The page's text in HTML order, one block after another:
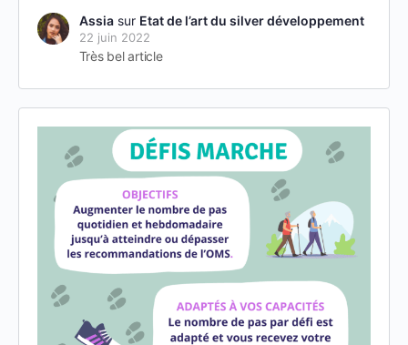
Assiasur Etat de l’art du silver développement
22 juin 2022
Très bel article